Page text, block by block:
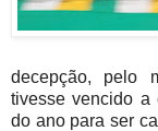
decepção, pelo
tivesse vencido a
do ano para ser